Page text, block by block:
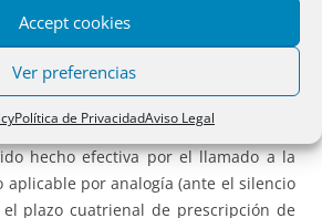
Accept cookies
Ver preferencias
Política de PrivacidadAviso Legal
que les viene concedido directamente
al heredero, el repudiante
Según LASARTE el ejercicio por
como aceptación ficta) exige que la
hecho efectiva por el llamado a la
aplicable por analogía (ante el silencio
plazo cuatrienal de prescripción de